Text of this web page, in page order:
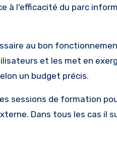
à l'efficacité du parc
au bon
et les met en
un budget précis.
sessions de formation
Dans tous les cas il